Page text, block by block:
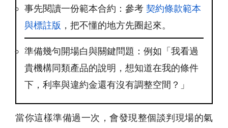
事先閱讀一份範本合約：參考 契約條款範本
與標註版 ，把不懂的地方先圈起來。
準備幾句開場白與關鍵問題：例如「我看過
貴機構同類產品的說明，想知道在我的條件
下，利率與違約金還有沒有調整空間？」
當你這樣準備過一次，會發現整個談判現場的氣